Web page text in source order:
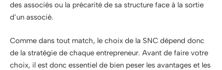
des associés ou la précarité de sa structure face à la sortie
d’un associé.
Comme dans tout match, le choix de la SNC dépend donc
de la stratégie de chaque entrepreneur. Avant de faire votre
choix, il est donc essentiel de bien peser les avantages et les